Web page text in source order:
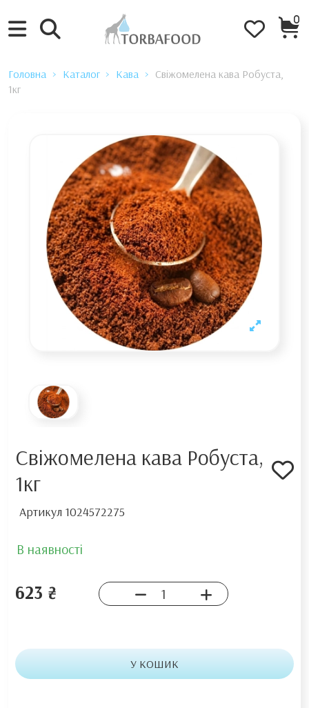
0
Головна Каталог Кава
Свіжомелена кава Робуста,
1кг
Свіжомелена кава Робуста,
1кг
Артикул 1024572275
В наявності
623 ₴
У КОШИК